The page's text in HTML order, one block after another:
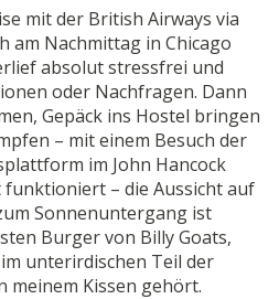
mit der British Airways via
am Nachmittag in Chicago
absolut stressfrei und
oder Nachfragen. Dann
Gepäck ins Hostel bringen
– mit einem Besuch der
im John Hancock
– die Aussicht auf
Sonnenuntergang ist
Burger von Billy Goats,
unterirdischen Teil der
meinem Kissen gehört.